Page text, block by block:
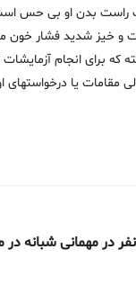
راست بدن او بی حس
و خیز شدید فشار خون
که برای انجام
مقامات یا درخواستهای
دستگیری بیش از ۶۵ نفر در مهمانی